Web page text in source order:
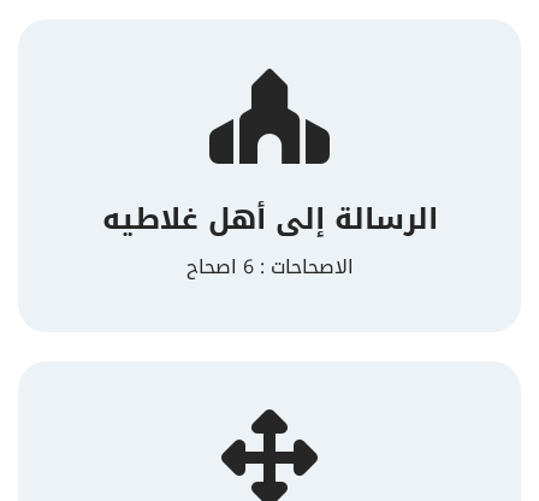
الرسالة إلى أهل غلاطيه
الاصحاحات : 6 اصحاح